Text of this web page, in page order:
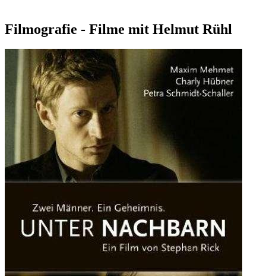
Filmografie - Filme mit Helmut Rühl